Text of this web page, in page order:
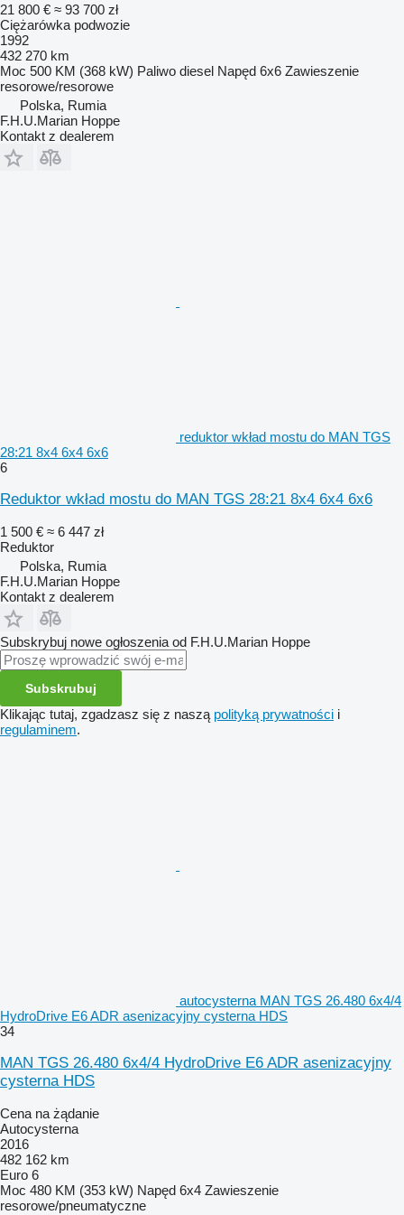
21 800 € ≈ 93 700 zł
Ciężarówka podwozie
1992
432 270 km
Moc 500 KM (368 kW) Paliwo diesel Napęd 6x6 Zawieszenie
resorowe/resorowe
Polska, Rumia
F.H.U.Marian Hoppe
Kontakt z dealerem
reduktor wkład mostu do MAN TGS
28:21 8x4 6x4 6x6
6
Reduktor wkład mostu do MAN TGS 28:21 8x4 6x4 6x6
1 500 € ≈ 6 447 zł
Reduktor
Polska, Rumia
F.H.U.Marian Hoppe
Kontakt z dealerem
Subskrybuj nowe ogłoszenia od F.H.U.Marian Hoppe
Subskrubuj
Klikając tutaj, zgadzasz się z naszą polityką prywatności i
regulaminem.
autocysterna MAN TGS 26.480 6x4/4
HydroDrive E6 ADR asenizacyjny cysterna HDS
34
MAN TGS 26.480 6x4/4 HydroDrive E6 ADR asenizacyjny
cysterna HDS
Cena na żądanie
Autocysterna
2016
482 162 km
Euro 6
Moc 480 KM (353 kW) Napęd 6x4 Zawieszenie
resorowe/pneumatyczne